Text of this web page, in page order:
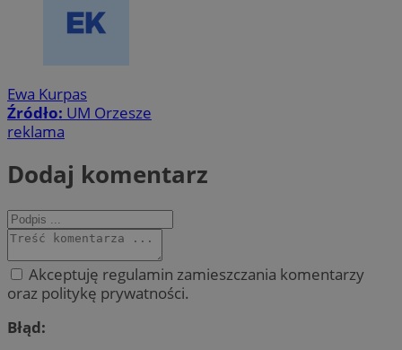
Ewa Kurpas
Źródło: UM Orzesze
reklama
Dodaj komentarz
Akceptuję regulamin zamieszczania komentarzy
oraz politykę prywatności.
Błąd: